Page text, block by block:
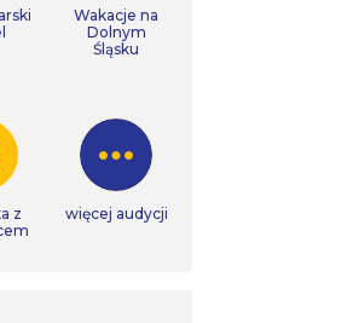
Wakacje na
Dolnym
Śląsku
z
więcej audycji